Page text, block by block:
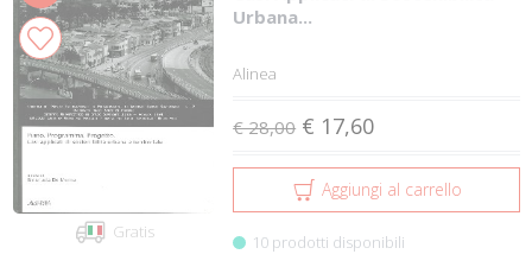
Gratis
Urbana...
Alinea
€ 28,00 € 17,60
Aggiungi al carrello
10 prodotti disponibili